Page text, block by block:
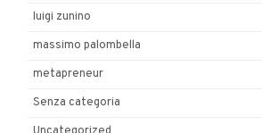
luigi zunino
massimo palombella
metapreneur
Senza categoria